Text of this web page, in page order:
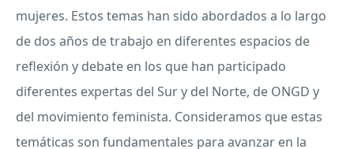
mujeres. Estos temas han sido abordados a lo largo
de dos años de trabajo en diferentes espacios de
reflexión y debate en los que han participado
diferentes expertas del Sur y del Norte, de ONGD y
del movimiento feminista. Consideramos que estas
temáticas son fundamentales para avanzar en la